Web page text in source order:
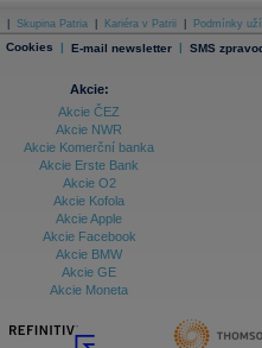
Skupina Patria Kariéra v Patrii Podmínky
Cookies | E-mail newsletter | SMS
Akcie:
Akcie ČEZ
Akcie NWR
Akcie Komerční banka
Akcie Erste Bank
Akcie O2
Akcie Kofola
Akcie Apple
Akcie Facebook
Akcie BMW
Akcie GE
Akcie Moneta